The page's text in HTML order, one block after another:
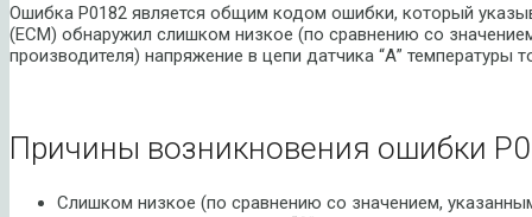
Ошибка P0182 является общим кодом ошибки, который
(ECM) обнаружил слишком низкое (по сравнению со
производителя) напряжение в цепи датчика “А” температуры
Причины возникновения ошибки
Слишком низкое (по сравнению со значением,